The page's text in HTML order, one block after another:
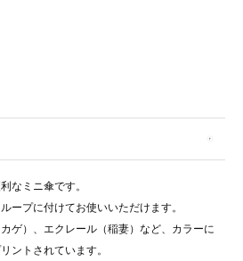
なミニ傘です。
ープに付けてお使いいただけます。
ゲ）、エクレール（稲妻）など、カラーに
ントされています。